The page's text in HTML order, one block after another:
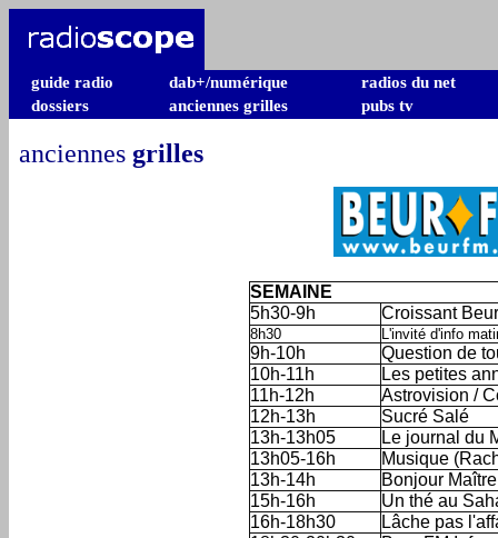
guide radio dab+/numérique
radios du net
dossiers
anciennes grilles pubs tv
anciennes grilles
SEMAINE
5h30-9h
Croissant
8h30 L'invité d'info
9h-10h
Question de
10h-11h
Les petites
11h-12h
Astrovision /
12h-13h
Sucré Salé
13h-13h05
Le journal du
13h05-16h
Musique
13h-14h
Bonjour
15h-16h
Un thé au
16h-18h30
Lâche pas